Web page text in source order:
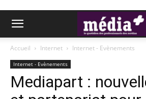
Accueil Internet Internet - Evènements
Internet - Evènements
Mediapart :